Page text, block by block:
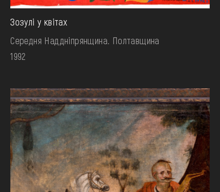
Зозулі у квітах
Середня Наддніпрянщина. Полтавщина
1992